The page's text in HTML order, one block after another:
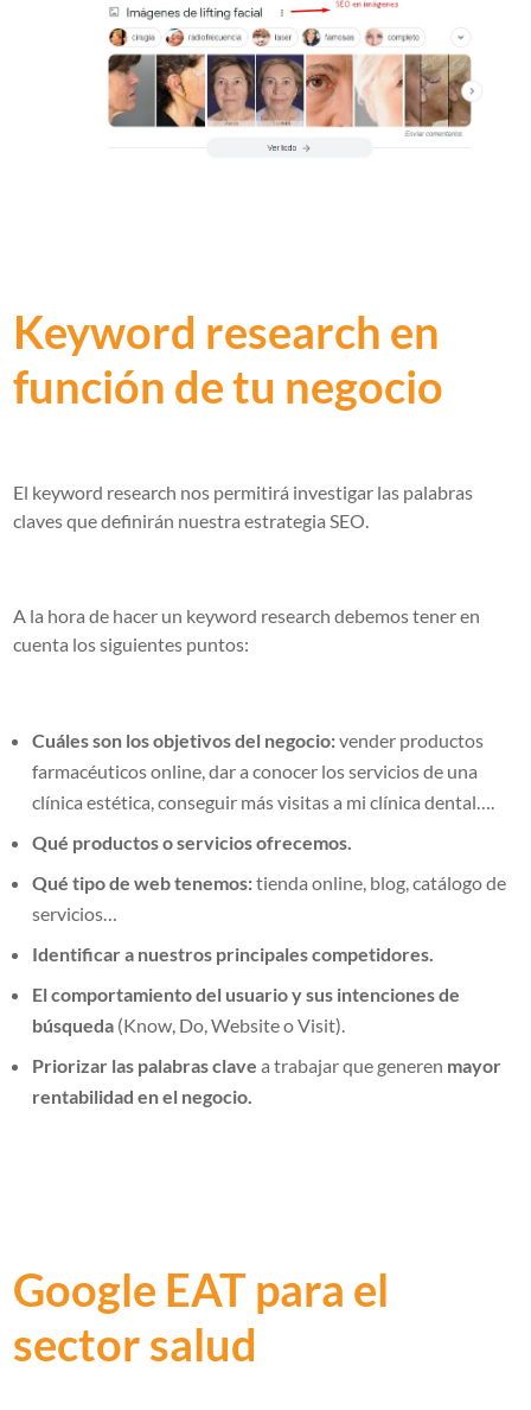
Keyword research en
función de tu negocio
El keyword research nos permitirá investigar las palabras
claves que definirán nuestra estrategia SEO.
A la hora de hacer un keyword research debemos tener en
cuenta los siguientes puntos:
Cuáles son los objetivos del negocio:vender productos
farmacéuticos online, dar a conocer los servicios de una
clínica estética, conseguir más visitas a mi clínica dental….
Qué productos o servicios ofrecemos.
Qué tipo de web tenemos:tienda online, blog, catálogo de
servicios…
Identificar a nuestros principales competidores.
El comportamiento del usuario y sus intenciones de
búsqueda (Know, Do, Website o Visit).
Priorizar las palabras clave a trabajar que generen mayor
rentabilidad en el negocio.
Google EAT para el
sector salud